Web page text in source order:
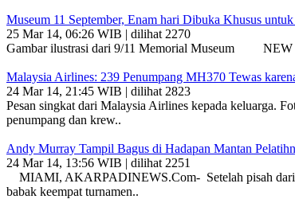
Museum 11 September, Enam hari Dibuka Khusus
25 Mar 14, 06:26 WIB | dilihat 2270
Gambar ilustrasi dari 9/11 Memorial Museum NEW
Malaysia Airlines: 239 Penumpang MH370 Tewas
24 Mar 14, 21:45 WIB | dilihat 2823
Pesan singkat dari Malaysia Airlines kepada
penumpang dan krew..
Andy Murray Tampil Bagus di Hadapan Mantan
24 Mar 14, 13:56 WIB | dilihat 2251
MIAMI, AKARPADINEWS.Com- Setelah pisah dari
babak keempat turnamen..